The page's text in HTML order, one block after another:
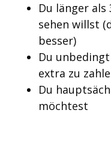
Du länger als
sehen willst
besser)
Du
extra zu
Du
möchtest